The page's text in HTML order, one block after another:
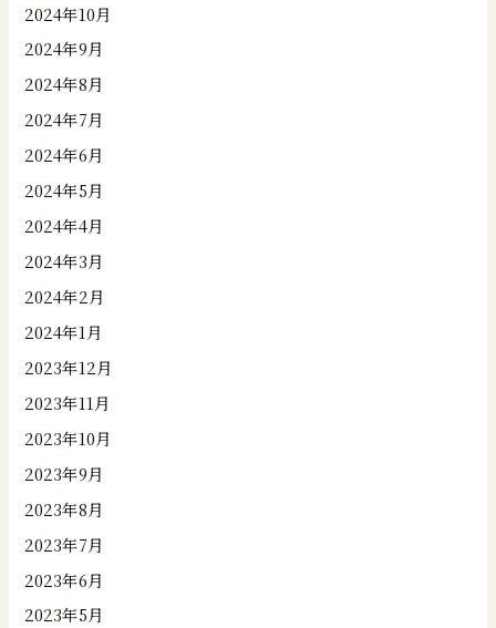
2024年10月
2024年9月
2024年8月
2024年7月
2024年6月
2024年5月
2024年4月
2024年3月
2024年2月
2024年1月
2023年12月
2023年11月
2023年10月
2023年9月
2023年8月
2023年7月
2023年6月
2023年5月